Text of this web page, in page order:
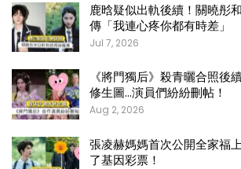
鹿晗疑似出軌後續！關曉彤
傳「我連心疼你都有時差」
Jul 7, 2026
《將門獨后》殺青曬合照後
修生圖…演員們紛紛刪帖！
Aug 2, 2026
張凌赫媽媽首次公開全家福
了基因彩票！